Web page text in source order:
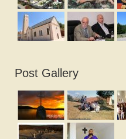
Post Gallery